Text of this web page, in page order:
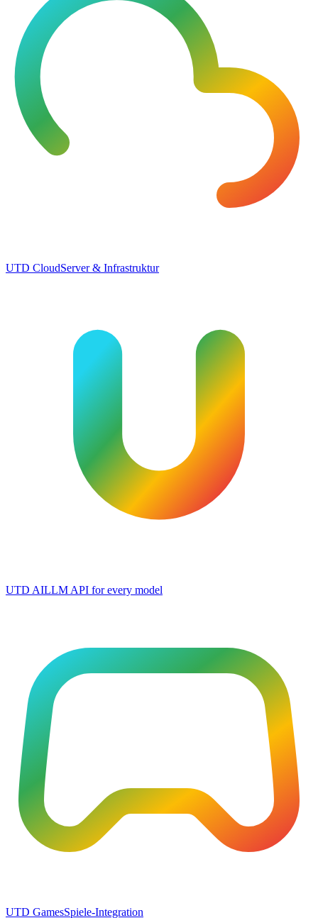
UTD CloudServer & Infrastruktur
UTD AILLM API for every model
UTD GamesSpiele-Integration